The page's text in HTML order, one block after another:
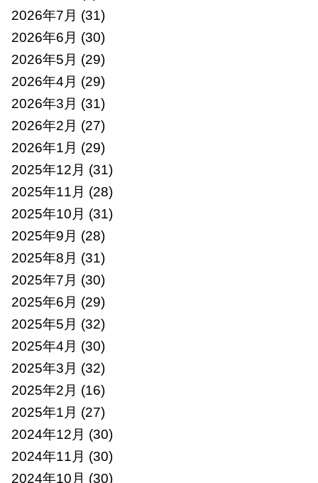
2026年7月 (31)
2026年6月 (30)
2026年5月 (29)
2026年4月 (29)
2026年3月 (31)
2026年2月 (27)
2026年1月 (29)
2025年12月 (31)
2025年11月 (28)
2025年10月 (31)
2025年9月 (28)
2025年8月 (31)
2025年7月 (30)
2025年6月 (29)
2025年5月 (32)
2025年4月 (30)
2025年3月 (32)
2025年2月 (16)
2025年1月 (27)
2024年12月 (30)
2024年11月 (30)
2024年10月 (30)